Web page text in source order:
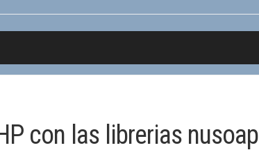
con las librerias nusoap